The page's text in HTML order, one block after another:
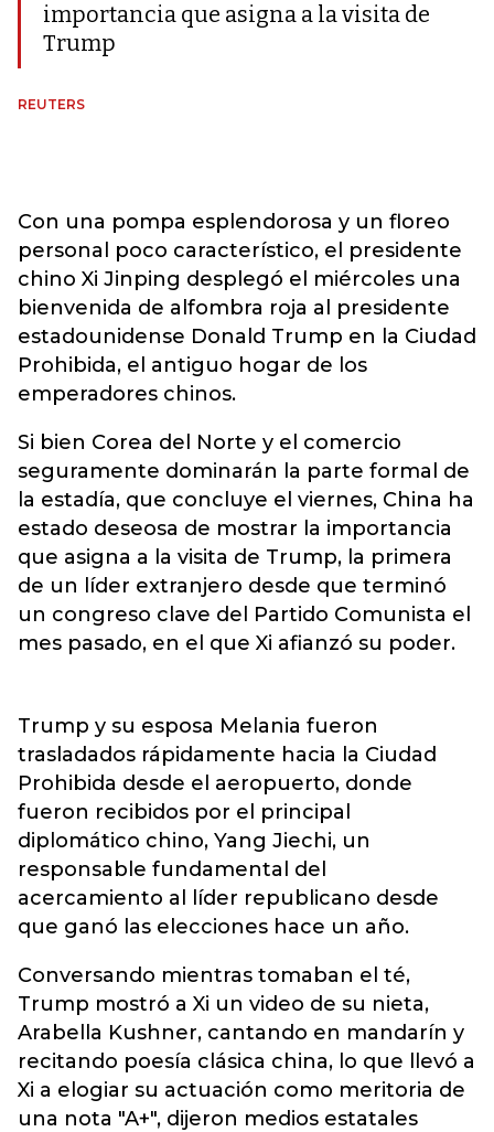
importancia que asigna a la visita de
Trump
REUTERS
Con una pompa esplendorosa y un floreo
personal poco característico, el presidente
chino Xi Jinping desplegó el miércoles una
bienvenida de alfombra roja al presidente
estadounidense Donald Trump en la Ciudad
Prohibida, el antiguo hogar de los
emperadores chinos.
Si bien Corea del Norte y el comercio
seguramente dominarán la parte formal de
la estadía, que concluye el viernes, China ha
estado deseosa de mostrar la importancia
que asigna a la visita de Trump, la primera
de un líder extranjero desde que terminó
un congreso clave del Partido Comunista el
mes pasado, en el que Xi afianzó su poder.
Trump y su esposa Melania fueron
trasladados rápidamente hacia la Ciudad
Prohibida desde el aeropuerto, donde
fueron recibidos por el principal
diplomático chino, Yang Jiechi, un
responsable fundamental del
acercamiento al líder republicano desde
que ganó las elecciones hace un año.
Conversando mientras tomaban el té,
Trump mostró a Xi un video de su nieta,
Arabella Kushner, cantando en mandarín y
recitando poesía clásica china, lo que llevó a
Xi a elogiar su actuación como meritoria de
una nota "A+", dijeron medios estatales